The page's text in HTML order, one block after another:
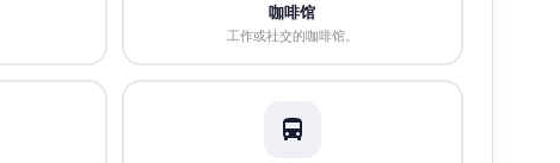
咖啡馆
工作或社交的咖啡馆。